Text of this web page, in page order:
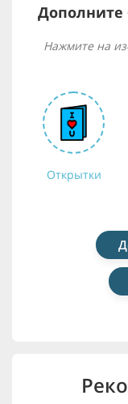
Дополните
Нажмите на
Открытки